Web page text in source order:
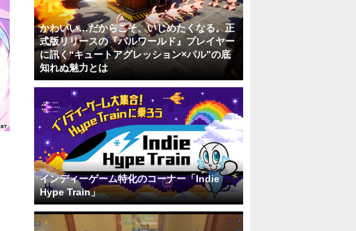
かわいい…だからこそ、いじめたくなる。正
式版リリースの『パルワールド』プレイヤー
に訊く“キュートアグレッション×パル”の底
知れぬ魅力とは
インディーゲーム特化のコーナー「Indie
Hype Train」